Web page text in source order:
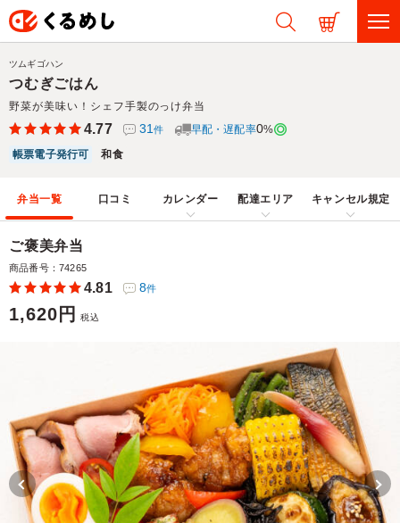
つむぎごはん
野菜が美味い！シェフ手製のっけ弁当
ツムギゴハン
4.77 31件 早配・遅配率0%
帳票電子発行可
和食
弁当一覧 口コミ カレンダー 配達エリア キャンセル規定
ご褒美弁当
商品番号：74265
4.81 8件
1,620円 税込